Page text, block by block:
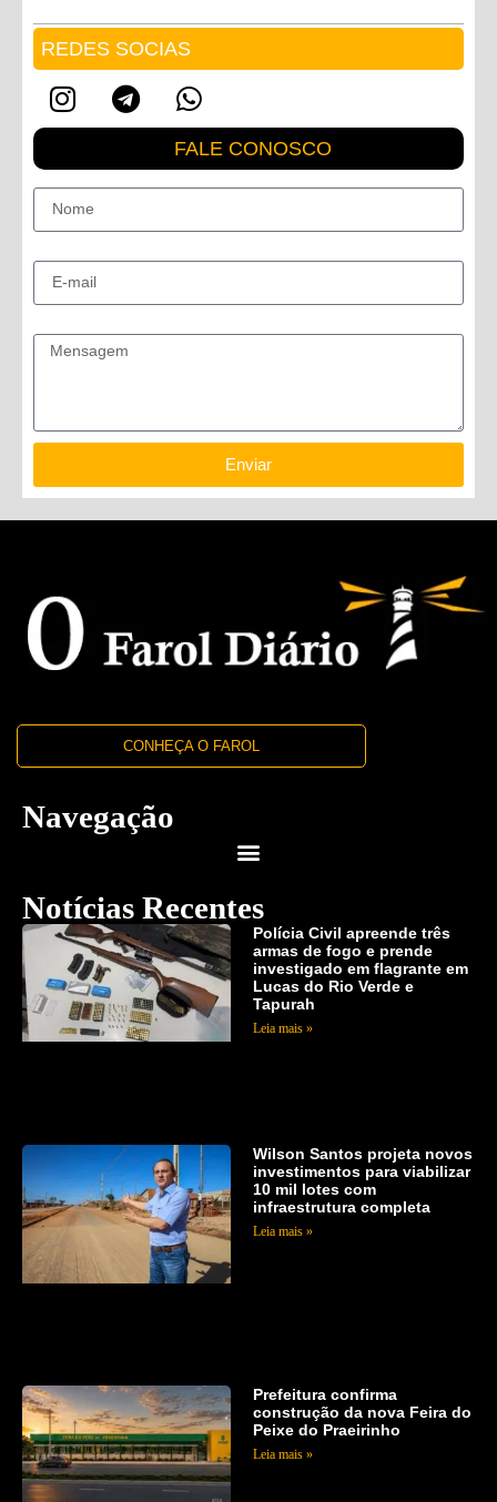
REDES SOCIAS
FALE CONOSCO
Enviar
CONHEÇA O FAROL
Navegação
Notícias Recentes
Polícia Civil apreende três
armas de fogo e prende
investigado em flagrante em
Lucas do Rio Verde e
Tapurah
Leia mais »
Wilson Santos projeta novos
investimentos para viabilizar
10 mil lotes com
infraestrutura completa
Leia mais »
Prefeitura confirma
construção da nova Feira do
Peixe do Praeirinho
Leia mais »